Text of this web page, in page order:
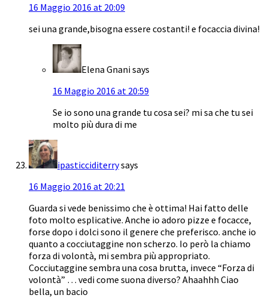
16 Maggio 2016 at 20:09
sei una grande,bisogna essere costanti! e focaccia divina!
Elena Gnanisays
16 Maggio 2016 at 20:59
Se io sono una grande tu cosa sei? mi sa che tu sei
molto più dura di me
ipasticciditerrysays
16 Maggio 2016 at 20:21
Guarda si vede benissimo che è ottima! Hai fatto delle
foto molto esplicative. Anche io adoro pizze e focacce,
forse dopo i dolci sono il genere che preferisco. anche io
quanto a cocciutaggine non scherzo. Io però la chiamo
forza di volontà, mi sembra più appropriato.
Cocciutaggine sembra una cosa brutta, invece “Forza di
volontà” … vedi come suona diverso? Ahaahhh Ciao
bella, un bacio